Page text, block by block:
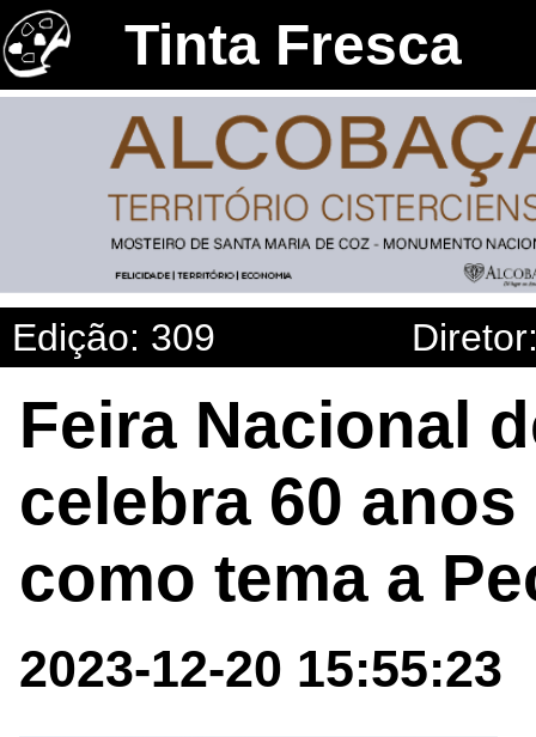
Tinta Fresca
Edição: 309
Feira Nacional
celebra 60
como tema a
2023-12-20 15:55:23